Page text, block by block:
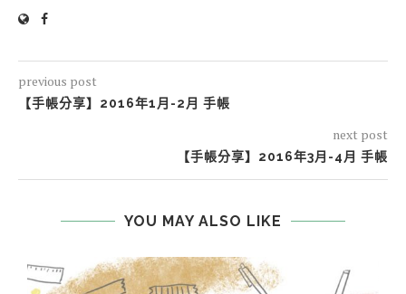
previous post
【手帳分享】2016年1月-2月 手帳
next post
【手帳分享】2016年3月-4月 手帳
YOU MAY ALSO LIKE